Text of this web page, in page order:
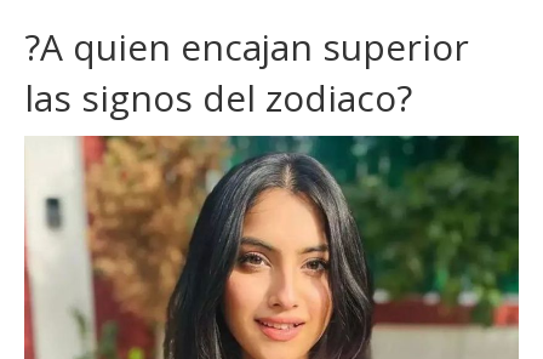
?A quien encajan superior
las signos del zodiaco?